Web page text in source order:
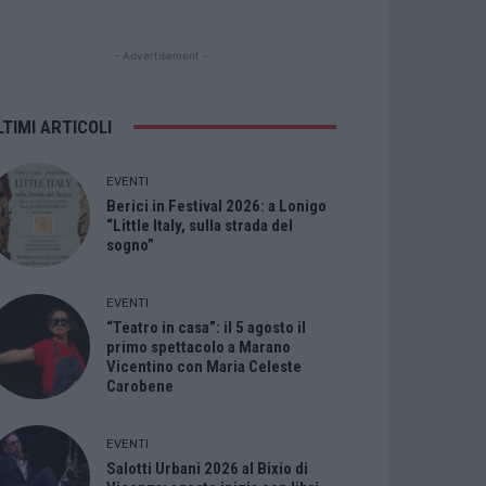
- Advertisement -
ARTICOLI
EVENTI
Berici in Festival 2026: a Lonigo
“Little Italy, sulla strada del
sogno”
EVENTI
“Teatro in casa”: il 5 agosto il
primo spettacolo a Marano
Vicentino con Maria Celeste
Carobene
EVENTI
Salotti Urbani 2026 al Bixio di